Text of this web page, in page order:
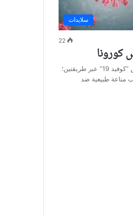
سلايدات
22
كورونا
يحصل الإنسان على المناعة ضد مرض “كوفيد 19” عبر طريقتين؛
مناعة طبيعية ضد